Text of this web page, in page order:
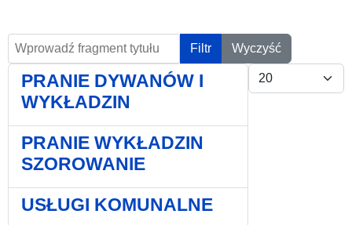
Wprowadź fragment tytułu Filtr
Wyczyść
Pokaż #
PRANIE DYWANÓW I
WYKŁADZIN
PRANIE WYKŁADZIN
SZOROWANIE
USŁUGI KOMUNALNE